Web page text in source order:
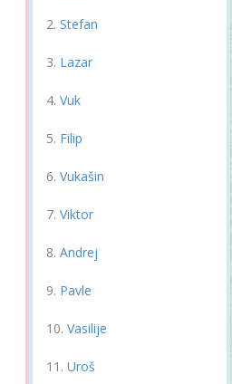
Stefan
Lazar
Vuk
Filip
Vukašin
Viktor
Andrej
Pavle
Vasilije
Uroš